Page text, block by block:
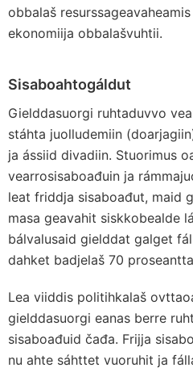
obbalaš
ekonomiija obbalašvuhtii.
Sisaboahtogáldut
Gielddasuorgi ruhtaduvvo
stáhta juolludemiin
ja ássiid divadiin. Stuorimus
vearrosisaboađuin ja
leat friddja sisaboađut, maid
masa geavahit siskkobealde
bálvalusaid gielddat galget
dahket badjelaš 70
Lea viiddis politihkalaš
gielddasuorgi eanas berre
sisaboađuid čađa. Frijja
nu ahte sáhttet vuoruhit ja